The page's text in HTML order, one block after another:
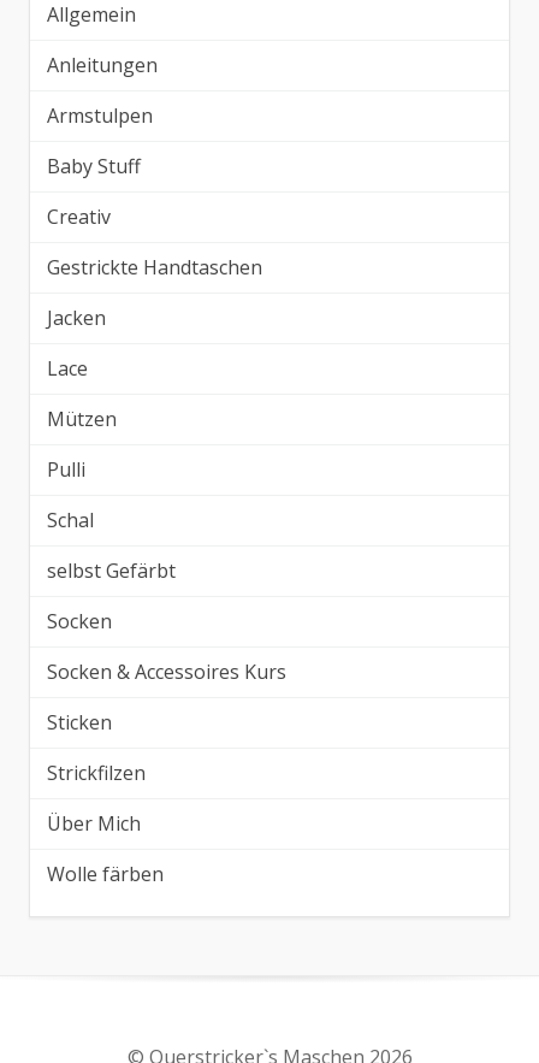
Allgemein
Anleitungen
Armstulpen
Baby Stuff
Creativ
Gestrickte Handtaschen
Jacken
Lace
Mützen
Pulli
Schal
selbst Gefärbt
Socken
Socken & Accessoires Kurs
Sticken
Strickfilzen
Über Mich
Wolle färben
© Querstricker`s Maschen 2026